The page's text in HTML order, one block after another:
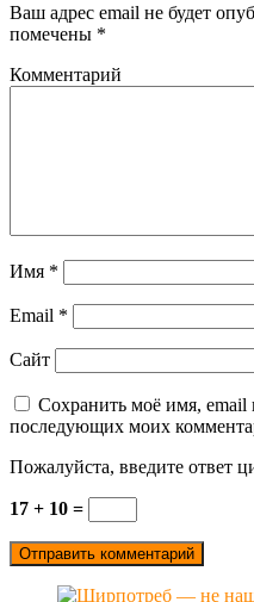
Ваш адрес email не будет
помечены *
Комментарий
Имя *
Email *
Сайт
Сохранить моё имя, email
последующих моих
Пожалуйста, введите ответ
17 + 10 =